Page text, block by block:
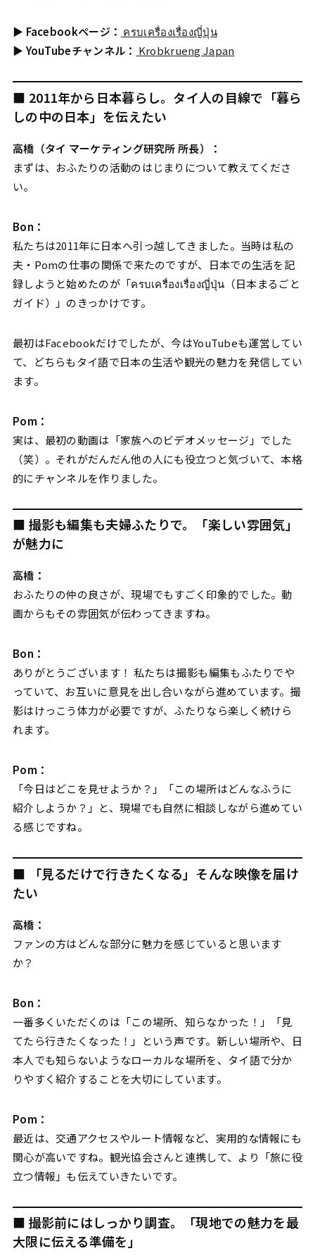
▶︎ Facebookページ： ครบเครื่องเรื่องญี่ปุ่น
▶︎YouTubeチャンネル： Krobkrueng Japan
■ 2011年から日本暮らし。タイ人の目線で「暮ら
しの中の日本」を伝えたい
高橋（タイ マーケティング研究所 所長）：
まずは、おふたりの活動のはじまりについて教えてくださ
い。
Bon：
私たちは2011年に日本へ引っ越してきました。当時は私の
夫・Pomの仕事の関係で来たのですが、日本での生活を記
録しようと始めたのが「ครบเครื่องเรื่องญี่ปุ่น（日本まるごと
ガイド）」のきっかけです。
最初はFacebookだけでしたが、今はYouTubeも運営してい
て、どちらもタイ語で日本の生活や観光の魅力を発信してい
ます。
Pom：
実は、最初の動画は「家族へのビデオメッセージ」でした
（笑）。それがだんだん他の人にも役立つと気づいて、本格
的にチャンネルを作りました。
■ 撮影も編集も夫婦ふたりで。「楽しい雰囲気」
が魅力に
高橋：
おふたりの仲の良さが、現場でもすごく印象的でした。動
画からもその雰囲気が伝わってきますね。
Bon：
ありがとうございます！ 私たちは撮影も編集もふたりでや
っていて、お互いに意見を出し合いながら進めています。撮
影はけっこう体力が必要ですが、ふたりなら楽しく続けら
れます。
Pom：
「今日はどこを見せようか？」「この場所はどんなふうに
紹介しようか？」と、現場でも自然に相談しながら進めてい
る感じですね。
■ 「見るだけで行きたくなる」そんな映像を届け
たい
高橋：
ファンの方はどんな部分に魅力を感じていると思います
か？
Bon：
一番多くいただくのは「この場所、知らなかった！」「見
てたら行きたくなった！」という声です。新しい場所や、日
本人でも知らないようなローカルな場所を、タイ語で分か
りやすく紹介することを大切にしています。
Pom：
最近は、交通アクセスやルート情報など、実用的な情報にも
関心が高いですね。観光協会さんと連携して、より「旅に役
立つ情報」も伝えていきたいです。
■ 撮影前にはしっかり調査。「現地での魅力を最
大限に伝える準備を」